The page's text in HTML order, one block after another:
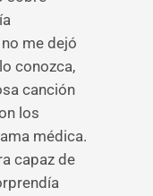
me dejó
conozca,
canción
los
médica.
capaz de